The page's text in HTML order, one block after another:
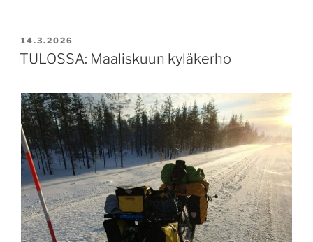
JULKAISTU
14.3.2026
TULOSSA: Maaliskuun kyläkerho